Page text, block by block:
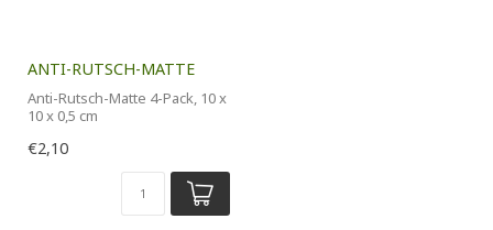
ANTI-RUTSCH-MATTE
Anti-Rutsch-Matte 4-Pack, 10 x
10 x 0,5 cm
€2,10